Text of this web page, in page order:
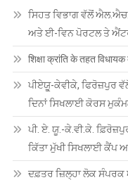
ਸਿਹਤ ਵਿਭਾਗ ਵੱਲੋਂ
ਅਤੇ ਈ-ਵਿਨ ਪੋਰਟਲ ਤੇ
शिक्षा क्रांति के तहत
ਪੀਏਯੂੑ-ਕੇਵੀਕੇ, ਫਿਰੋਜ਼ਪੁਰ
ਦਿਨਾਂ ਸਿਖਲਾਈ ਕੋਰਸ
ਪੀ. ਏ. ਯੂ.-ਕੇ.ਵੀ.ਕੇ.
ਕਿੱਤਾ ਮੁੱਖੀ ਸਿਖਲਾਈ ਕੈਂਪ
ਦਫ਼ਤਰ ਜ਼ਿਲ੍ਹਾ ਲੋਕ